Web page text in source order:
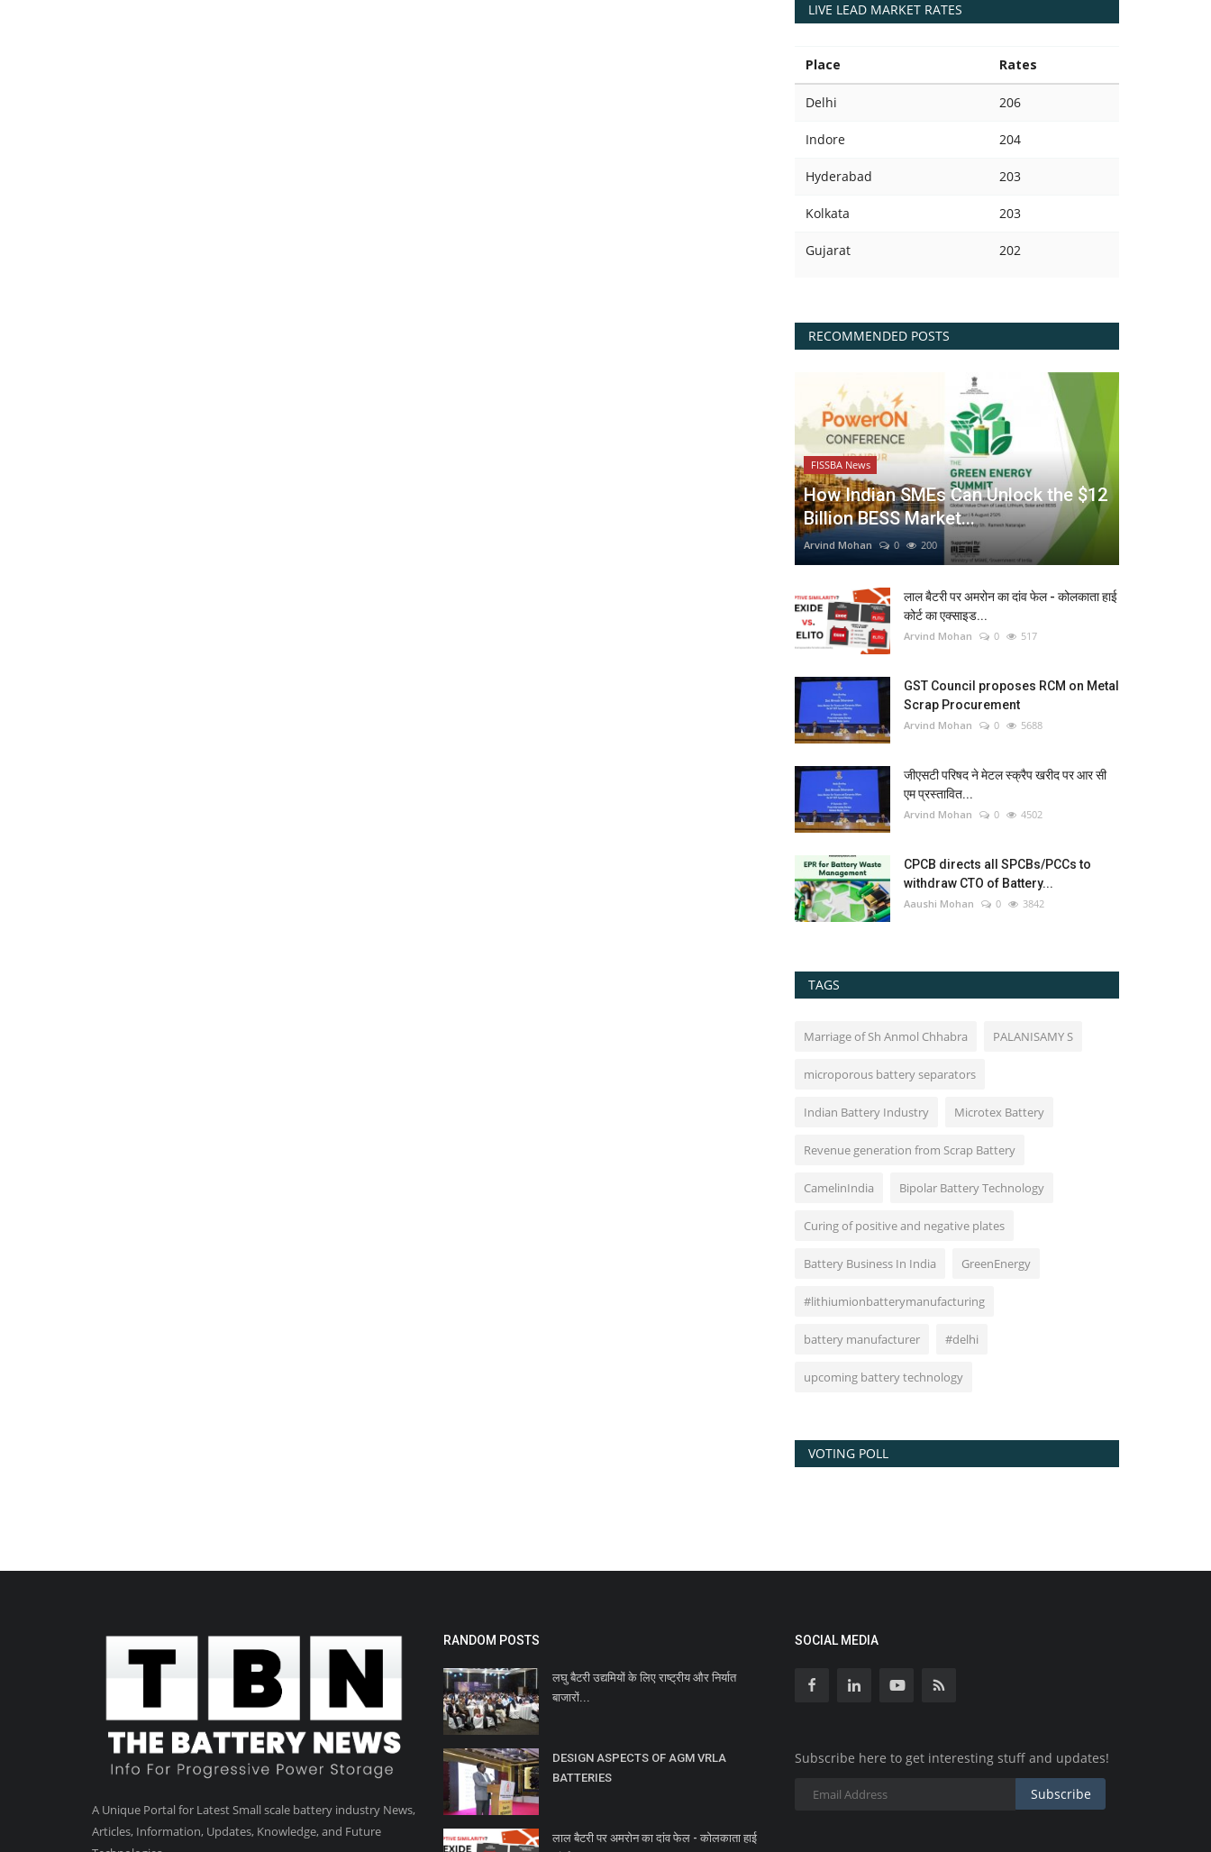
LIVE LEAD MARKET RATES
Place Rates
Delhi 206
Indore 204
Hyderabad 203
Kolkata 203
Gujarat 202
RECOMMENDED POSTS
FISSBA News
How Indian SMEs Can Unlock the $12
Billion BESS Market...
Arvind Mohan 0 200
लाल बैटरी पर अमरोन का दांव फेल - कोलकाता हाई
कोर्ट का एक्साइड...
Arvind Mohan 0 517
GST Council proposes RCM on Metal
Scrap Procurement
Arvind Mohan 0 5688
जीएसटी परिषद ने मेटल स्क्रैप खरीद पर आर सी
एम प्रस्तावित...
Arvind Mohan 0 4502
CPCB directs all SPCBs/PCCs to
withdraw CTO of Battery...
Aaushi Mohan 0 3842
TAGS
Marriage of Sh Anmol Chhabra PALANISAMY S
microporous battery separators
Indian Battery Industry Microtex Battery
Revenue generation from Scrap Battery
CamelinIndia Bipolar Battery Technology
Curing of positive and negative plates
Battery Business In India GreenEnergy
#lithiumionbatterymanufacturing
battery manufacturer #delhi
upcoming battery technology
VOTING POLL
A Unique Portal for Latest Small scale battery industry News,
Articles, Information, Updates, Knowledge, and Future
RANDOM POSTS
लघु बैटरी उद्यमियों के लिए राष्ट्रीय और निर्यात
बाजारों...
DESIGN ASPECTS OF AGM VRLA
BATTERIES
लाल बैटरी पर अमरोन का दांव फेल - कोलकाता हाई
SOCIAL MEDIA
Subscribe here to get interesting stuff and updates!
Subscribe